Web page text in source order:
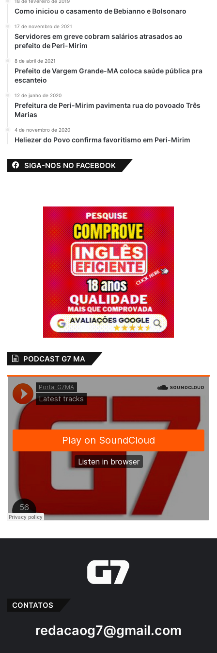
e/ou adequação de prédios e logradouros
públicos, sejam imóveis próprios ou não
(prédios e áreas externas) localizadas no
município de São Luís com administração
Relacionado
Prefeito Braide
aditiva contrato de
mais de R$2
milhões com a CCG
Construtora
Em "SÃO LUÍS-MA"
Prefeito Eduardo
quase R$10
Construtora
14 de agosto de 2023
Braide aditiva
contrato de quase
R$3 milhões com a
CCG Construções
30 de agosto de 2023
Em "EDUCAÇÃO"
Caroline Marques CCG Contrutora
Contrato Milionário Eduardo Braide
G7ma.com Nissi Construções
São Luís
Como iniciou o casamento de Bebianno e Bolsonaro
17 de novembro de 2021
Servidores em greve cobram salários atrasados ao
prefeito de Peri-Mirim
8 de abril de 2021
Prefeito de Vargem Grande-MA coloca saúde pública pra
escanteio
12 de junho de 2020
Prefeitura de Peri-Mirim pavimenta rua do povoado Três
Marias
4 de novembro de 2020
Heliezer do Povo confirma favoritismo em Peri-Mirim
SIGA-NOS NO FACEBOOK
PODCAST G7 MA
CONTATOS
redacaog7@gmail.com